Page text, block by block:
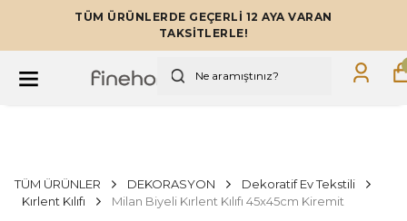
TÜM ÜRÜNLERDE GEÇERLİ 12 AYA VARAN
TAKSİTLERLE!
TÜM ÜRÜNLER DEKORASYON
Dekoratif Ev Tekstili
Kırlent Kılıfı
Milan Biyeli Kırlent Kılıfı 45x45cm Kiremit